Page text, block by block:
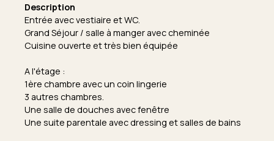
Description
Entrée avec vestiaire et WC.
Grand Séjour / salle à manger avec cheminée
Cuisine ouverte et très bien équipée
A l'étage :
1ère chambre avec un coin lingerie
3 autres chambres.
Une salle de douches avec fenêtre
Une suite parentale avec dressing et salles de bains